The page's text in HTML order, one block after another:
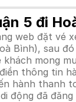
5 đi
web đặt vé
Bình), sau
mong
thông tin
hành thanh
động đã đăng